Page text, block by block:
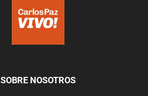
SOBRE NOSOTROS